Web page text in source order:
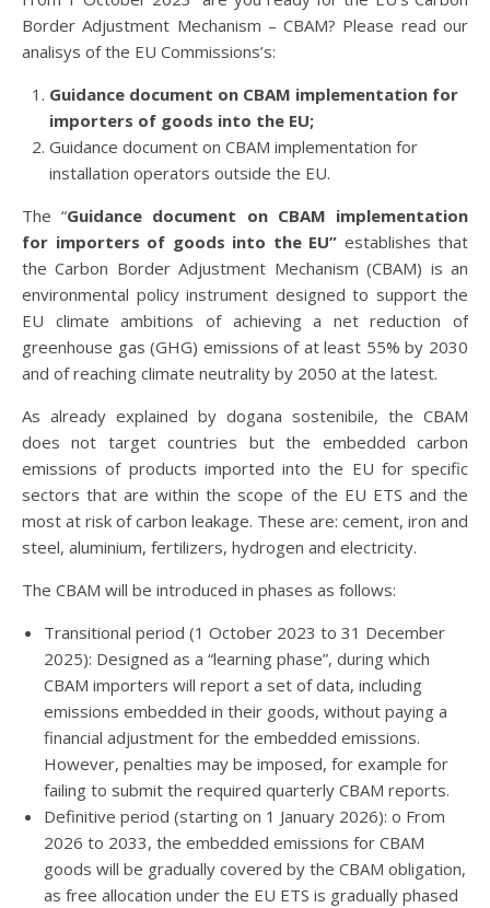
Border Adjustment Mechanism – CBAM? Please read our
analisys of the EU Commissions’s:
Guidance document on CBAM implementation for
importers of goods into the EU;
Guidance document on CBAM implementation for
installation operators outside the EU.
The “Guidance document on CBAM implementation
for importers of goods into the EU” establishes that
the Carbon Border Adjustment Mechanism (CBAM) is an
environmental policy instrument designed to support the
EU climate ambitions of achieving a net reduction of
greenhouse gas (GHG) emissions of at least 55% by 2030
and of reaching climate neutrality by 2050 at the latest.
As already explained by dogana sostenibile, the CBAM
does not target countries but the embedded carbon
emissions of products imported into the EU for specific
sectors that are within the scope of the EU ETS and the
most at risk of carbon leakage. These are: cement, iron and
steel, aluminium, fertilizers, hydrogen and electricity.
The CBAM will be introduced in phases as follows:
Transitional period (1 October 2023 to 31 December
2025): Designed as a “learning phase”, during which
CBAM importers will report a set of data, including
emissions embedded in their goods, without paying a
financial adjustment for the embedded emissions.
However, penalties may be imposed, for example for
failing to submit the required quarterly CBAM reports.
Definitive period (starting on 1 January 2026): o From
2026 to 2033, the embedded emissions for CBAM
goods will be gradually covered by the CBAM obligation,
as free allocation under the EU ETS is gradually phased